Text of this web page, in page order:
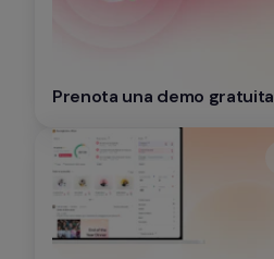
Prenota una demo gratuita